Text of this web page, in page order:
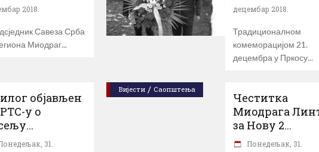
2018.
Савеза Срба
Миодраг
децембар 2018.
Традиционалном
комеморацијом 21.
децембра у Пркосу
објављен
у о
31.
Вијести/ Саопштења
Чeститка
Миодрага
за Нову 2...
Понедељак, 31.